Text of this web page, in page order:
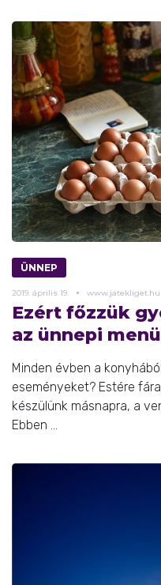
ÜNNEP
2019. április 19. www.jatekliget.hu
Ezért főzzük
az ünnepi
Minden évben a
eseményeket? Estére
készülünk másnapra, a
Ebben ...